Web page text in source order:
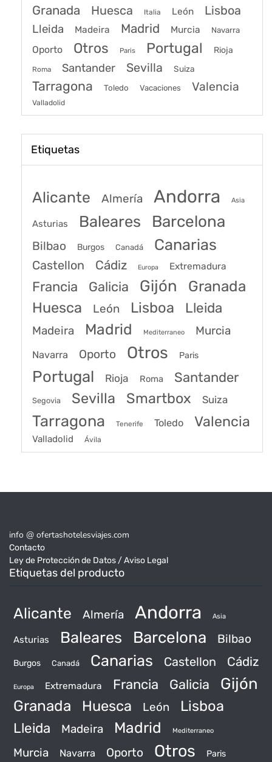
Granada Huesca Italia León Lisboa
Lleida Madeira Madrid Murcia Navarra
Oporto Otros Paris Portugal Rioja
Roma Santander Sevilla Suiza
Tarragona Toledo Vacaciones Valencia
Valladolid
Etiquetas
Alicante Almería Andorra Asia
Asturias Baleares Barcelona
Bilbao Burgos Canadá Canarias
Castellon Cádiz Europa Extremadura
Francia Galicia Gijón Granada
Huesca León Lisboa Lleida
Madeira Madrid Mediterraneo Murcia
Navarra Oporto Otros Paris
Portugal Rioja Roma Santander
Segovia Sevilla Smartbox Suiza
Tarragona Tenerife Toledo Valencia
Valladolid Ávila
info @ ofertashotelesviajes.com
Contacto
Ley de Protección de Datos / Aviso Legal
Etiquetas del producto
Alicante Almería Andorra Asia
Asturias Baleares Barcelona Bilbao
Burgos Canadá Canarias Castellon Cádiz
Europa Extremadura Francia Galicia Gijón
Granada Huesca León Lisboa
Lleida Madeira Madrid Mediterraneo
Murcia Navarra Oporto Otros Paris